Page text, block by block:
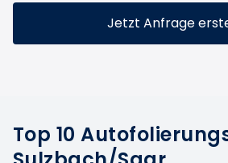
Jetzt Anfrage
Top 10